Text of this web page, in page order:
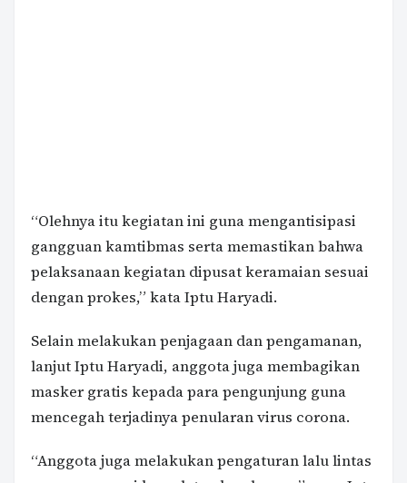
“Olehnya itu kegiatan ini guna mengantisipasi
gangguan kamtibmas serta memastikan bahwa
pelaksanaan kegiatan dipusat keramaian sesuai
dengan prokes,” kata Iptu Haryadi.
Selain melakukan penjagaan dan pengamanan,
lanjut Iptu Haryadi, anggota juga membagikan
masker gratis kepada para pengunjung guna
mencegah terjadinya penularan virus corona.
“Anggota juga melakukan pengaturan lalu lintas